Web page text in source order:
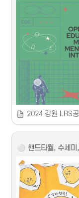
2024 강원 LRS 공
2024
강원지역혁신플
‘강원LRS 공유대
유대학 수업을 통
였습니다.
2024 강원 LRS 공
2024
강원지역혁신플
2024 강원 LRS
⚪️ 핸드타월, 수세